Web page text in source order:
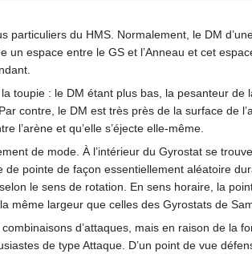
particuliers du HMS. Normalement, le DM
un espace entre le GS et l’Anneau et cet
toupie : le DM étant plus bas, la pesanteur
contre, le DM est très près de la surface de
l’arène et qu’elle s’éjecte elle-même.
de mode. À l’intérieur du Gyrostat se
pointe de façon essentiellement aléatoire
le sens de rotation. En sens horaire, la
même largeur que celles des Gyrostats de
d’attaques, mais en raison de la
de type Attaque. D’un point de vue